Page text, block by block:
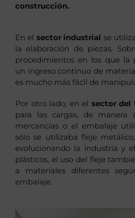
construcción.
En el sector industrial se
la elaboración de piezas.
procedimientos en los que la
un ingreso continuo de
es mucho más fácil de
Por otro lado, en el sector del
para las cargas, de
mercancías o el embalaje
sólo se utilizaba fleje
evolucionando la industria y
plásticos, el uso del fleje
a materiales diferentes
embalaje.